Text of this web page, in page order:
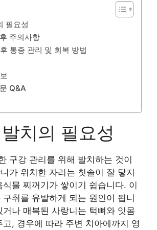
필요성
주의사항
통증 관리 및 회복 방법
Q&A
치의 필요성
구강 관리를 위해 발치하는 것이
가 위치한 자리는 칫솔이 잘 닿지
식물 찌꺼기가 쌓이기 쉽습니다. 이
취를 유발하게 되는 원인이 됩니
거나 매복된 사랑니는 턱뼈와 잇몸
고, 경우에 따라 주변 치아에까지 영